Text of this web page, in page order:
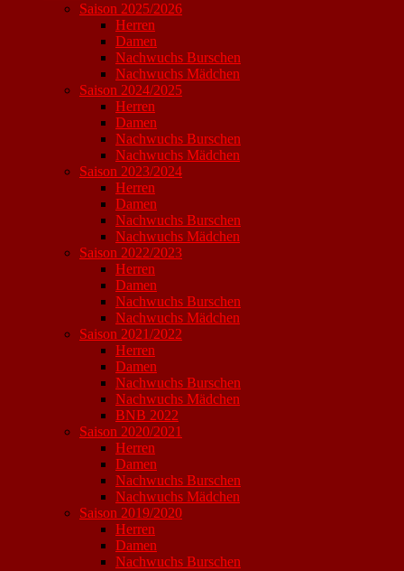
Saison 2025/2026
Herren
Damen
Nachwuchs Burschen
Nachwuchs Mädchen
Saison 2024/2025
Herren
Damen
Nachwuchs Burschen
Nachwuchs Mädchen
Saison 2023/2024
Herren
Damen
Nachwuchs Burschen
Nachwuchs Mädchen
Saison 2022/2023
Herren
Damen
Nachwuchs Burschen
Nachwuchs Mädchen
Saison 2021/2022
Herren
Damen
Nachwuchs Burschen
Nachwuchs Mädchen
BNB 2022
Saison 2020/2021
Herren
Damen
Nachwuchs Burschen
Nachwuchs Mädchen
Saison 2019/2020
Herren
Damen
Nachwuchs Burschen